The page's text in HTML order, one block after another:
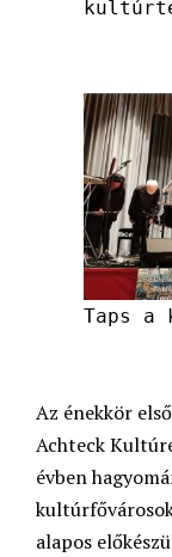
Taps a
Az énekkör
Achteck
évben
alapos